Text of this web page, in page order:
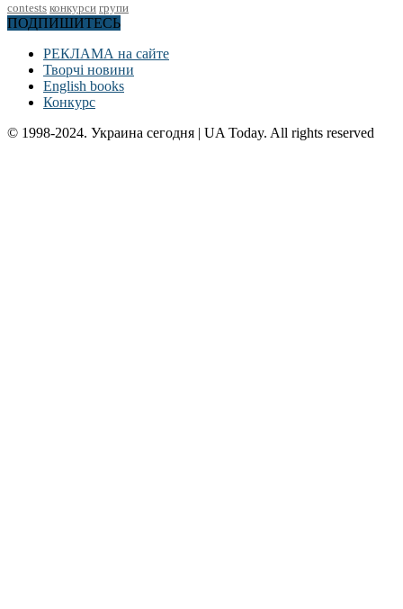
contests конкурси групи
ПОДПИШИТЕСЬ
РЕКЛАМА на сайте
Творчі новини
English books
Конкурс
© 1998-2024. Украина сегодня | UA Today. All rights reserved